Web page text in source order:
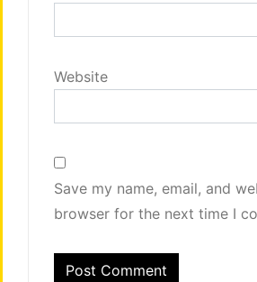
Website
Save my name, email, and
browser for the next time I